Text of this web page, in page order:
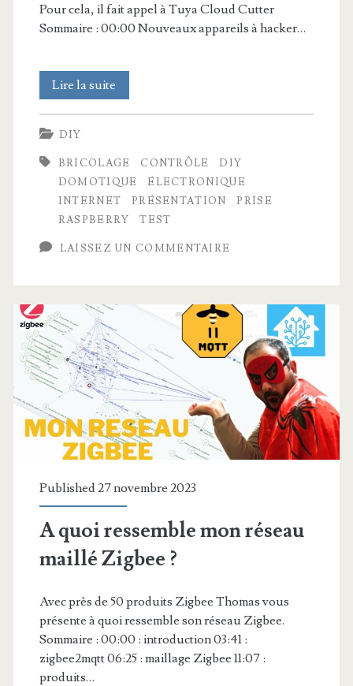
Pour cela, il fait appel à Tuya Cloud Cutter
Sommaire : 00:00 Nouveaux appareils à hacker…
Lire la suite
des
domotiques
Tuya
(Tuto
sans
DIY
BRICOLAGE CONTRÔLE
DIY
DOMOTIQUE
ÉLECTRONIQUE
INTERNET
PRÉSENTATION
PRISE
RASPBERRY
TEST
LAISSEZ UN COMMENTAIRE
Published 27 novembre 2023
A quoi ressemble mon réseau
maillé Zigbee ?
Avec près de 50 produits Zigbee Thomas vous
présente à quoi ressemble son réseau Zigbee.
Sommaire : 00:00 : introduction 03:41 :
zigbee2mqtt 06:25 : maillage Zigbee 11:07 :
produits…